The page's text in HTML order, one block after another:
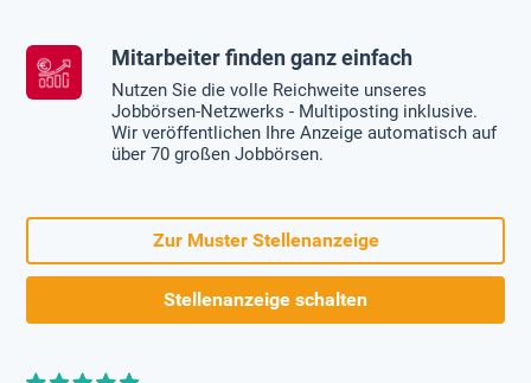
Mitarbeiter finden ganz einfach
Nutzen Sie die volle Reichweite unseres
Jobbörsen-Netzwerks - Multiposting inklusive.
Wir veröffentlichen Ihre Anzeige automatisch auf
über 70 großen Jobbörsen.
Zur Muster Stellenanzeige
Stellenanzeige schalten